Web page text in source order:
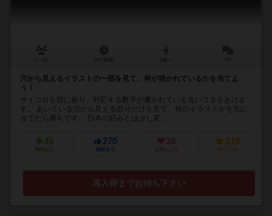
穴から見えるイラストの一部を見て、何が描かれているかを当てよ
う！
サイコロを順に振り、対応する数字が書かれている丸いフタをあけま
す。 あいている穴から見える部分だけを見て、何のイラストかを先に
当てたら勝ちです。 日本の好みとは少し変...
45
興味あり
270
経験あり
16
お気に入り
119
持ってる
再入荷までお待ち下さい